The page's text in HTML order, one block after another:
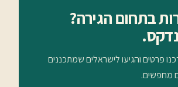
בתחום הגירה?
פרטים והגיעו לישראלים שמתכננים
מחפשים.